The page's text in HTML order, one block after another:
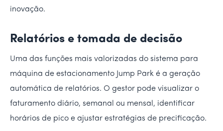
inovação.
Relatórios e tomada de decisão
Uma das funções mais valorizadas do sistema para
máquina de estacionamento Jump Park é a geração
automática de relatórios. O gestor pode visualizar o
faturamento diário, semanal ou mensal, identificar
horários de pico e ajustar estratégias de precificação.